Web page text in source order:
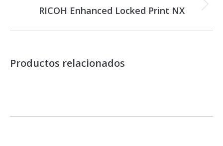
Proyecto
RICOH Enhanced Locked Print NX
Productos relacionados